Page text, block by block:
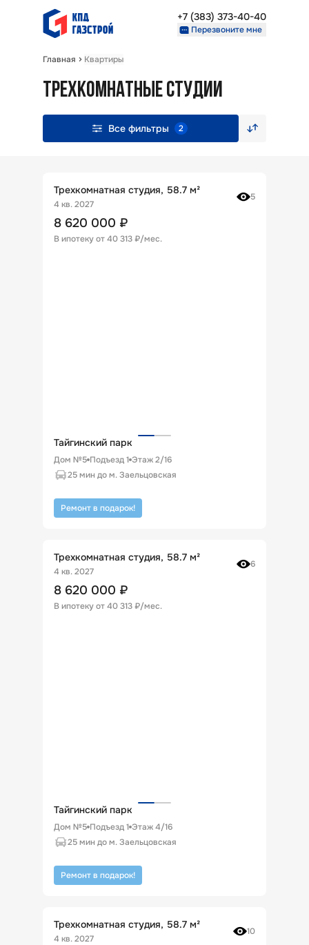
+7 (383) 373-40-40
Перезвоните мне
Недвижимость
Проекты
Главная Квартиры
ТРЕХКОМНАТНЫЕ СТУДИИ
Все фильтры 2
Трехкомнатная студия, 58.7 м²
4 кв. 2027
5
8 620 000 ₽
В ипотеку от40 313 ₽/мес.
Тайгинский парк
Дом №5 Подъезд1 Этаж2/16
25 мин до м. Заельцовская
Ремонт в подарок!
Трехкомнатная студия, 58.7 м²
4 кв. 2027
6
8 620 000 ₽
В ипотеку от40 313 ₽/мес.
Тайгинский парк
Дом №5 Подъезд1 Этаж4/16
25 мин до м. Заельцовская
Ремонт в подарок!
Трехкомнатная студия, 58.7 м²
4 кв. 2027
10